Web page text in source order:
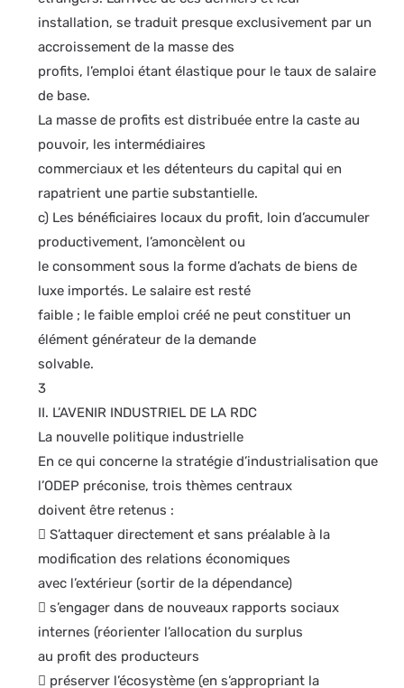
installation, se traduit presque exclusivement par un
accroissement de la masse des
profits, l’emploi étant élastique pour le taux de salaire
de base.
La masse de profits est distribuée entre la caste au
pouvoir, les intermédiaires
commerciaux et les détenteurs du capital qui en
rapatrient une partie substantielle.
c) Les bénéficiaires locaux du profit, loin d’accumuler
productivement, l’amoncèlent ou
le consomment sous la forme d’achats de biens de
luxe importés. Le salaire est resté
faible ; le faible emploi créé ne peut constituer un
élément générateur de la demande
solvable.
3
II. L’AVENIR INDUSTRIEL DE LA RDC
La nouvelle politique industrielle
En ce qui concerne la stratégie d’industrialisation que
l’ODEP préconise, trois thèmes centraux
doivent être retenus :
 S’attaquer directement et sans préalable à la
modification des relations économiques
avec l’extérieur (sortir de la dépendance)
 s’engager dans de nouveaux rapports sociaux
internes (réorienter l’allocation du surplus
au profit des producteurs
 préserver l’écosystème (en s’appropriant la